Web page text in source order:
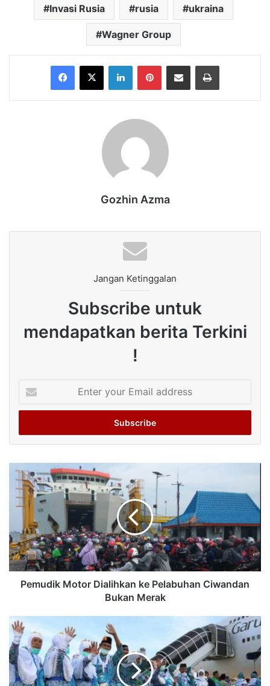
Invasi Rusia rusia ukraina
Wagner Group
Facebook
X LinkedInPinterestShare via Email Print
Gozhin Azma
Jangan Ketinggalan
Subscribe untuk
mendapatkan berita Terkini
!
your
Email
Pemudik Motor Dialihkan ke Pelabuhan Ciwandan
Bukan Merak